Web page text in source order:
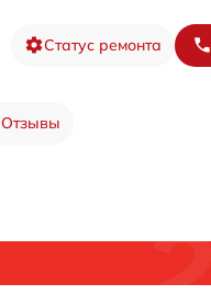
Статус ремонта
Отзывы